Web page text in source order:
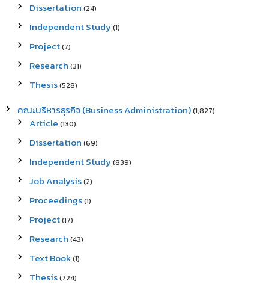
Dissertation (24)
Independent Study(1)
Project(7)
Research (31)
Thesis(528)
คณะบริหารธุรกิจ (Business Administration)(1,827)
Article (130)
Dissertation (69)
Independent Study(839)
Job Analysis(2)
Proceedings(1)
Project(17)
Research (43)
Text Book(1)
Thesis(724)